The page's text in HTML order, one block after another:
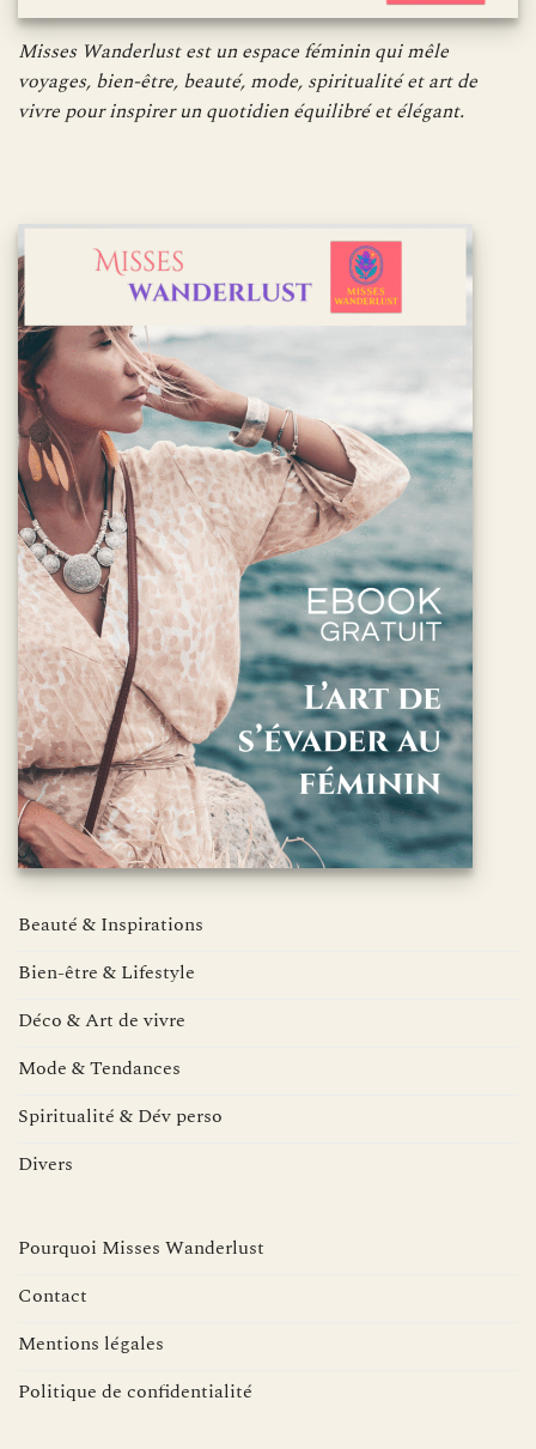
Misses Wanderlust est un espace féminin qui mêle
voyages, bien-être, beauté, mode, spiritualité et art de
vivre pour inspirer un quotidien équilibré et élégant.
Beauté & Inspirations
Bien-être & Lifestyle
Déco & Art de vivre
Mode & Tendances
Spiritualité & Dév perso
Divers
Pourquoi Misses Wanderlust
Contact
Mentions légales
Politique de confidentialité